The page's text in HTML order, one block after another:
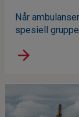
Når
spesiell